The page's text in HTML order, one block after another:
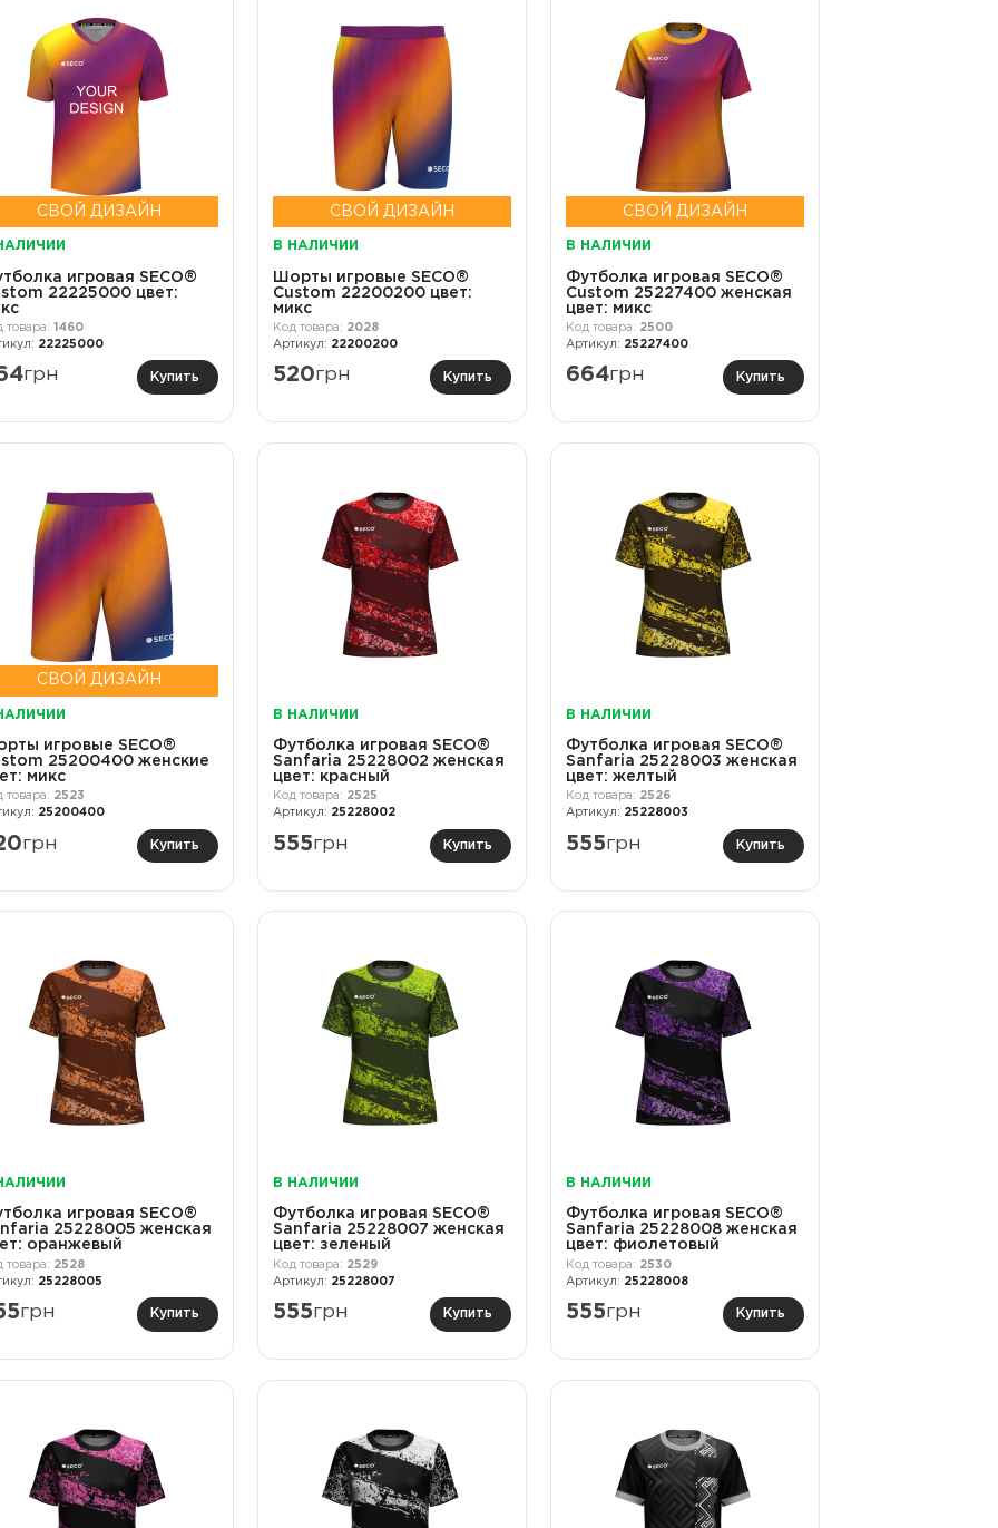
СВОЙ ДИЗАЙН
игровая SECO®
22225000 цвет:
1460
22225000
грн Купить
СВОЙ ДИЗАЙН
В НАЛИЧИИ
Шорты игровые SECO®
Custom 22200200 цвет:
микс
2028
22200200
520грн Купить
СВОЙ ДИЗАЙН
В НАЛИЧИИ
Футболка игровая SECO®
Custom 25227400 женская
цвет: микс
2500
25227400
664грн Купить
СВОЙ ДИЗАЙН
игровые SECO®
25200400 женские
микс
2523
25200400
грн Купить
В НАЛИЧИИ
Футболка игровая SECO®
Sanfaria 25228002 женская
цвет: красный
2525
25228002
555грн Купить
В НАЛИЧИИ
Футболка игровая SECO®
Sanfaria 25228003 женская
цвет: желтый
2526
25228003
555грн Купить
игровая SECO®
25228005 женская
оранжевый
2528
25228005
грн Купить
В НАЛИЧИИ
Футболка игровая SECO®
Sanfaria 25228007 женская
цвет: зеленый
2529
25228007
555грн Купить
В НАЛИЧИИ
Футболка игровая SECO®
Sanfaria 25228008 женская
цвет: фиолетовый
2530
25228008
555грн Купить